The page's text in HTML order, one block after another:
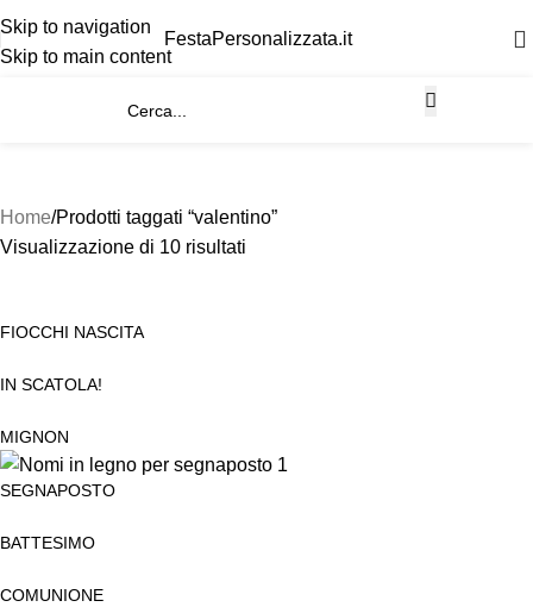
Skip to navigation
Skip to main content
FestaPersonalizzata.it
Home Prodotti taggati “valentino”
Visualizzazione di 10 risultati
FIOCCHI NASCITA
IN SCATOLA!
MIGNON
SEGNAPOSTO
BATTESIMO
COMUNIONE